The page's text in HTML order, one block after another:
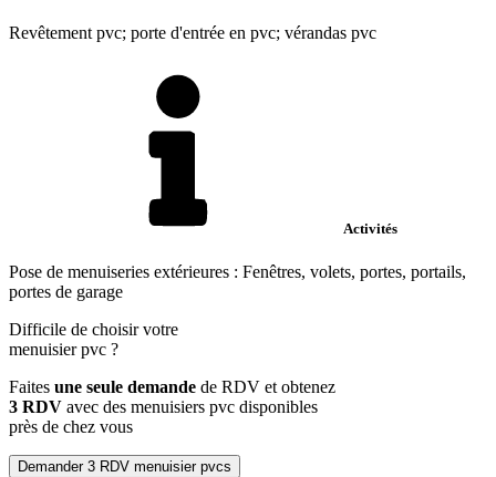
Revêtement pvc; porte d'entrée en pvc; vérandas pvc
Activités
Pose de menuiseries extérieures : Fenêtres, volets, portes, portails,
portes de garage
Difficile de choisir votre
menuisier pvc ?
Faites une seule demande de RDV et obtenez
3 RDV avec des menuisiers pvc disponibles
près de chez vous
Demander 3 RDV menuisier pvcs